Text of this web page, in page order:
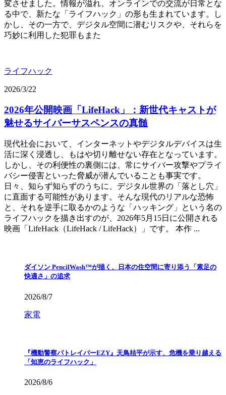
変させました。情報が溢れ、オンラインでの交流が日常とな
る中で、新たな「ライフハック」の形も生まれています。し
かし、その一方で、デジタル空間に潜むリスクや、それらを
巧妙に利用した犯罪もまた
ライフハック
2026/3/22
2026年公開映画「LifeHack」：新世代キャストが
魅せるサイバーサスペンスの真髄
現代社会において、インターネットやデジタルデバイスは生
活に深く浸透し、もはや切り離せない存在となっています。
しかし、その利便性の裏側には、常にサイバー攻撃やプライ
バシー侵害といった脅威が潜んでいることも事実です。
日々、知らず知らずのうちに、デジタル世界の「落とし穴」
に直面する可能性があります。そんな現代のリアルな恐怖
と、それを逆手に取るかのような「ハッキング」という名の
ライフハックを描き出すのが、2026年5月15日に公開される
映画「LifeHack（LifeHack / LifeHack）」です。 本作 ...
ダイソン PencilWash™が描く、日本の住空間に寄り添う「素足の
快適さ」の追求
2026/8/7
家電
『機動警察パトレイバーEZY』天鳥桔平が示す、危機を乗り越える
「知恵のライフハック」
2026/8/6